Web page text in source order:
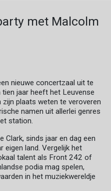
met Malcolm
nieuwe concertzaal uit te
jaar heeft het Leuvense
plaats weten te veroveren
namen uit allerlei genres
station.
Clark, sinds jaar en dag een
eigen land. Vergelijk het
talent als Front 242 of
podia mag spelen,
in het muziekwereldje